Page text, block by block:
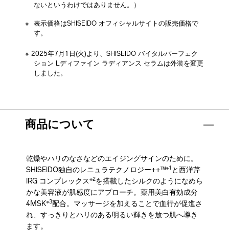
ないというわけではありません。）
表示価格はSHISEIDO オフィシャルサイトの販売価格で
す。
商品について
乾燥やハリのなさなどのエイジングサインのために。
SHISEIDO独自のレニュラテクノロジー++™※1 と西洋芹
IRG コンプレックス※2を搭載したシルクのようになめら
かな美容液が肌感度にアプローチ。薬用美白有効成分
4MSK※3配合。マッサージを加えることで血行が促進さ
れ、すっきりとハリのある明るい輝きを放つ肌へ導き
ます。